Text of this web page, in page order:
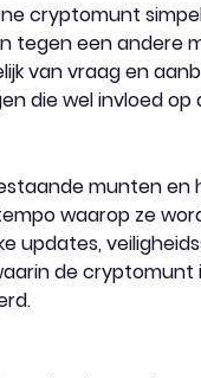
cryptomunt
een andere
van vraag en
die wel invloed
munten en
waarop ze
updates,
de